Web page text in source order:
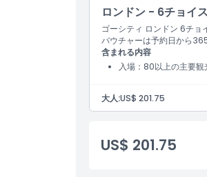
キャンセルポリシー
ロンドン - 6チョイ
ゴーシティ ロンドン 6チョ
バウチャーは予約日から
含まれる内容
入場：80以上の主要
大人:US$ 201.75
US$ 201.75